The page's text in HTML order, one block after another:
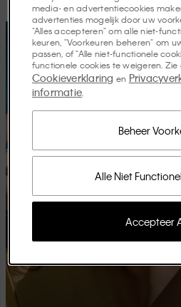
media- en advertentiecookies
advertenties mogelijk door uw
"Alles accepteren" om alle niet-
keuren, "Voorkeuren beheren" om
passen, of "Alle niet-functionele
functionele cookies te weigeren. Zie
Cookieverklaring en
informatie
Alle Niet
Beheer
Accepteer